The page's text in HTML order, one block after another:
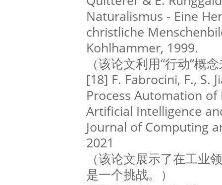
Naturalismus - Eine
christliche
Kohlhammer, 1999.
（该论文利用“行动”概
[18] F. Fabrocini, F., S.
Process Automation
Artificial Intelligence
Journal of Computing
2021
（该论文展示了在工业
是一个挑战。）